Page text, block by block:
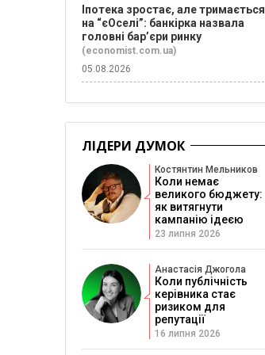
Іпотека зростає, але тримається
на “єОселі”: банкірка назвала
головні бар’єри ринку
(economist.com.ua)
05.08.2026
ЛІДЕРИ ДУМОК
Костянтин Мельников
Коли немає
великого бюджету:
як витягнути
кампанію ідеєю
23 липня 2026
Анастасія Джогола
Коли публічність
керівника стає
ризиком для
репутації
16 липня 2026